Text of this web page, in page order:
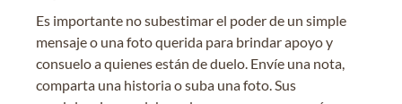
Es importante no subestimar el poder de un simple
mensaje o una foto querida para brindar apoyo y
consuelo a quienes están de duelo. Envíe una nota,
comparta una historia o suba una foto. Sus